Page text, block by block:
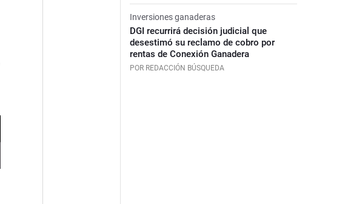
Inversiones ganaderas
DGI recurrirá decisión judicial que
desestimó su reclamo de cobro por
rentas de Conexión Ganadera
POR REDACCIÓN BÚSQUEDA